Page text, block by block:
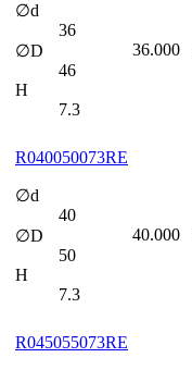
∅d
36
∅D
46
H
7.3
36.000
R040050073RE
∅d
40
∅D
50
H
7.3
40.000
R045055073RE